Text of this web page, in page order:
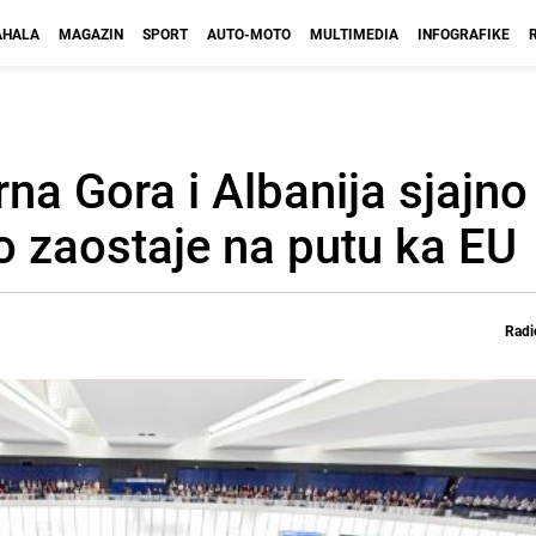
MAGAZIN SPORT AUTO-MOTO MULTIMEDIA INFOGRAFIKE
Gora i Albanija sjajno
zaostaje na putu ka EU